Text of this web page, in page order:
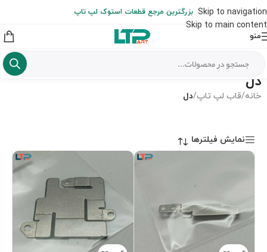
Skip to navigation
Skip to main content
از شهرستان به عهده مشتری است)
بزرگترین مرجع قطعات استوک لپ تاپ
منو
دل
خانه/قاب لپ تاپ/دل
نمایش فیلترها